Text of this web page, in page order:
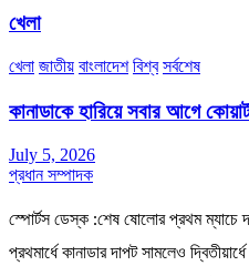
খেলা
খেলা জাতীয় বাংলাদেশ বিশ্ব সর্বশেষ
কানাডাকে হারিয়ে সবার আগে
July 5, 2026
প্রধান সম্পাদক
স্পোর্টস ডেস্ক :শেষ ষোলোর প্রথম ম্যাচে
প্রথমার্ধে কানাডার দাপট সামলেও